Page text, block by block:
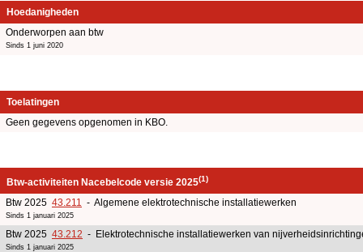
Hoedanigheden
Onderworpen aan btw
Sinds 1 juni 2020
Toelatingen
Geen gegevens opgenomen in KBO.
Btw-activiteiten Nacebelcode versie 2025(1)
Btw 2025 43.211 - Algemene elektrotechnische installatiewerken
Sinds 1 januari 2025
Btw 2025 43.212 - Elektrotechnische installatiewerken van
Sinds 1 januari 2025